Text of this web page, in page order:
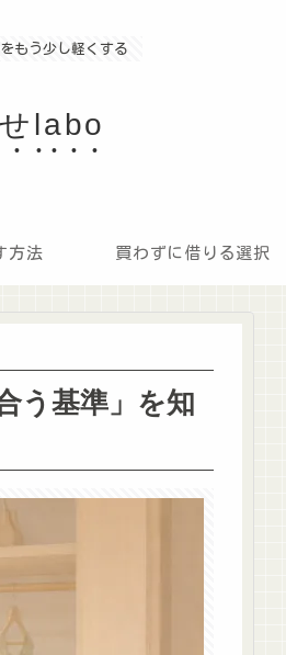
もう少し軽くする
labo
方法 買わずに借りる選択
う基準」を知